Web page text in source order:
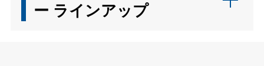
ー ラインアップ